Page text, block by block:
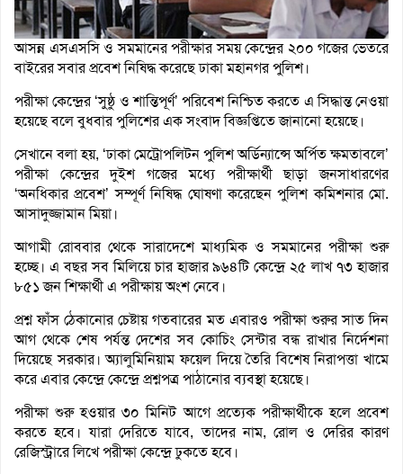
আসন্ন এসএসসি ও সমমানের পরীক্ষার সময় কেন্দ্রের ২০০ গজের ভেতরে
বাইরের সবার প্রবেশ নিষিদ্ধ করেছে ঢাকা মহানগর পুলিশ।
পরীক্ষা কেন্দ্রের ‘সুষ্ঠু ও শান্তিপূর্ণ’ পরিবেশ নিশ্চিত করতে এ সিদ্ধান্ত নেওয়া
হয়েছে বলে বুধবার পুলিশের এক সংবাদ বিজ্ঞপ্তিতে জানানো হয়েছে।
সেখানে বলা হয়, ‘ঢাকা মেট্রোপলিটন পুলিশ অর্ডিন্যান্সে অর্পিত ক্ষমতাবলে’
পরীক্ষা কেন্দ্রের দুইশ গজের মধ্যে পরীক্ষার্থী ছাড়া জনসাধারণের
‘অনধিকার প্রবেশ’ সম্পূর্ণ নিষিদ্ধ ঘোষণা করেছেন পুলিশ কমিশনার মো.
আসাদুজ্জামান মিয়া।
আগামী রোববার থেকে সারাদেশে মাধ্যমিক ও সমমানের পরীক্ষা শুরু
হচ্ছে। এ বছর সব মিলিয়ে চার হাজার ৯৬৪টি কেন্দ্রে ২৫ লাখ ৭৩ হাজার
৮৫১ জন শিক্ষার্থী এ পরীক্ষায় অংশ নেবে।
প্রশ্ন ফাঁস ঠেকানোর চেষ্টায় গতবারের মত এবারও পরীক্ষা শুরুর সাত দিন
আগ থেকে শেষ পর্যন্ত দেশের সব কোচিং সেন্টার বন্ধ রাখার নির্দেশনা
দিয়েছে সরকার। অ্যালুমিনিয়াম ফয়েল দিয়ে তৈরি বিশেষ নিরাপত্তা খামে
করে এবার কেন্দ্রে কেন্দ্রে প্রশ্নপত্র পাঠানোর ব্যবস্থা হয়েছে।
পরীক্ষা শুরু হওয়ার ৩০ মিনিট আগে প্রত্যেক পরীক্ষার্থীকে হলে প্রবেশ
করতে হবে। যারা দেরিতে যাবে, তাদের নাম, রোল ও দেরির কারণ
রেজিস্ট্রারে লিখে পরীক্ষা কেন্দ্রে ঢুকতে হবে।